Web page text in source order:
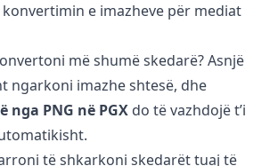
e imazheve për mediat
më shumë skedarë? Asnjë
ngarkoni imazhe shtesë, dhe
nga PNG në PGX do të vazhdojë t’i
të shkarkoni skedarët tuaj të